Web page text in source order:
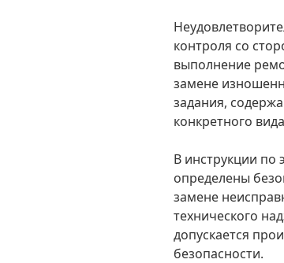
контроля со
выполнение
замене
задания,
конкретного
В инструкции по
определены
замене
технического
допускается
безопасности.